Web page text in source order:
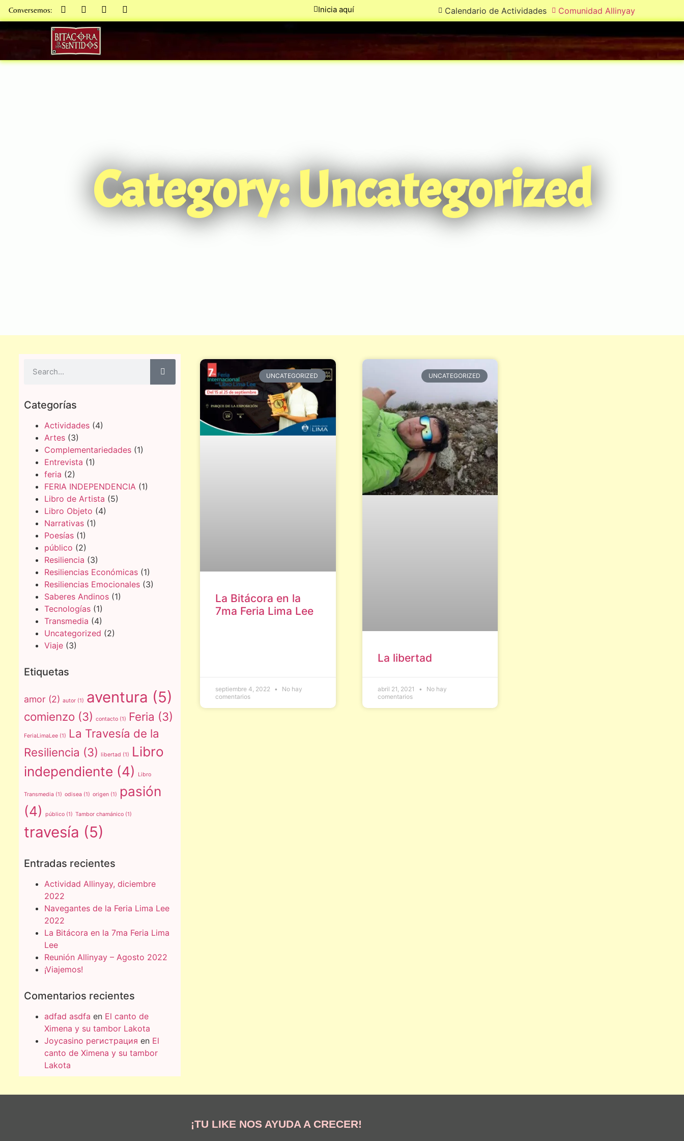
Conversemos: Inicia aquí Calendario de Actividades Comunidad Allinyay
Category: Uncategorized
Categorías
Actividades(4)
Artes(3)
Complementariedades(1)
Entrevista (1)
feria (2)
FERIA INDEPENDENCIA (1)
Libro de Artista (5)
Libro Objeto (4)
Narrativas(1)
Poesías(1)
público (2)
Resiliencia (3)
Resiliencias Económicas(1)
Resiliencias Emocionales(3)
Saberes Andinos(1)
Tecnologías(1)
Transmedia (4)
Uncategorized (2)
Viaje(3)
Etiquetas
amor(2) autor(1) aventura (5)
comienzo (3) contacto(1) Feria (3)
FeriaLimaLee(1)
La Travesía de la
Resiliencia (3) libertad (1)
Libro
independiente (4) Libro
Transmedia(1) odisea(1) origen(1)
pasión
(4)
público(1) Tambor chamánico(1)
travesía (5)
Entradas recientes
Actividad Allinyay, diciembre
2022
Navegantes de la Feria Lima Lee
2022
La Bitácora en la 7ma Feria Lima
Lee
Reunión Allinyay – Agosto 2022
¡Viajemos!
Comentarios recientes
adfad asdfa en El canto de
Ximena y su tambor Lakota
Joycasino регистрация en El
canto de Ximena y su tambor
Lakota
UNCATEGORIZED
La Bitácora en la
7ma Feria Lima Lee
septiembre 4, 2022
No hay
comentarios
UNCATEGORIZED
La libertad
abril 21, 2021
No hay
comentarios
¡TU LIKE NOS AYUDA A CRECER!